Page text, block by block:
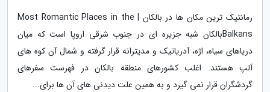
رمانتیک ترین مکان ها در بالکان | Most Romantic Places in the
Balkansبالکان شبه جزیره ای در جنوب شرقی اروپا است که میان
دریاهای سیاه، اژه، آدریاتیک و مدیترانه قرار گرفته و شمال آن کوه های
آلپ هستند. اغلب کشورهای منطقه بالکان در فهرست سفرهای
گردشگران قرار نمی گیرد و به همین علت دیدنی های آن ها برای...